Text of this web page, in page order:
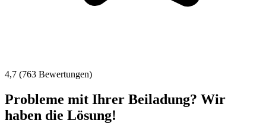
4,7 (763 Bewertungen)
Probleme mit Ihrer Beiladung? Wir
haben die Lösung!